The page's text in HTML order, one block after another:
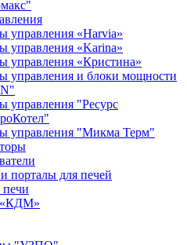
управления «Harvia»
управления «Karina»
управления «Кристина»
управления и блоки мощности
управления "Ресурс
управления "Микма Терм"
порталы для печей